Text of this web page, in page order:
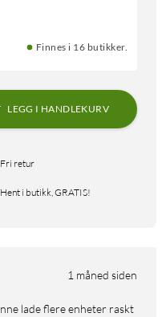
Finnes i 16 butikker.
LEGG I HANDLEKURV
Fri retur
Hent i butikk, GRATIS!
1 måned siden